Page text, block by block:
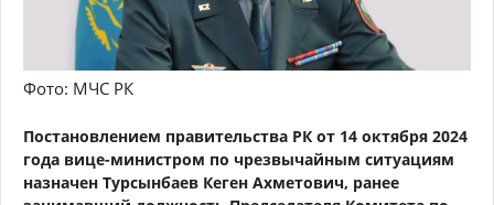
Фото: МЧС РК
Постановлением правительства РК от 14 октября 2024
года вице-министром по чрезвычайным ситуациям
назначен Турсынбаев Кеген Ахметович, ранее